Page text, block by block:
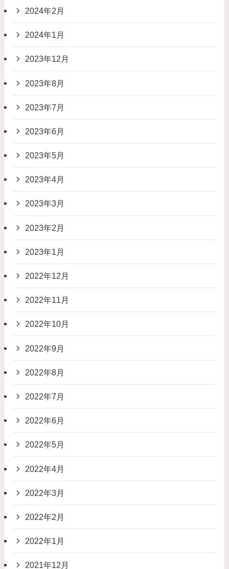
2024年2月
2024年1月
2023年12月
2023年8月
2023年7月
2023年6月
2023年5月
2023年4月
2023年3月
2023年2月
2023年1月
2022年12月
2022年11月
2022年10月
2022年9月
2022年8月
2022年7月
2022年6月
2022年5月
2022年4月
2022年3月
2022年2月
2022年1月
2021年12月